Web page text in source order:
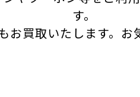
す。
買取いたします。 お